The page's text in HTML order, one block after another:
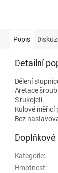
Popis
Detailní
Dělení
Aretace
S rukojetí.
Kulové měřicí
Bez
Kategorie:
Hmotnost: